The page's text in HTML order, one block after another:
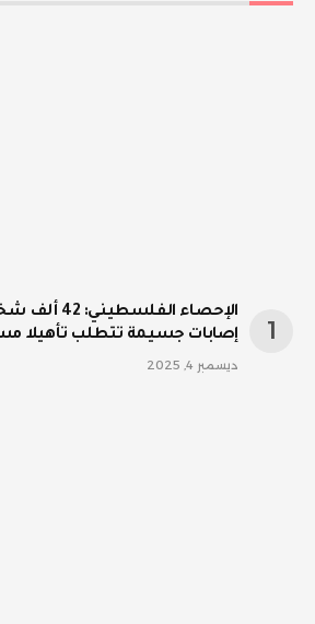
الإحصاء
إصابات جسيمة تتطلب تأهيلا
ديسمبر 4, 2025